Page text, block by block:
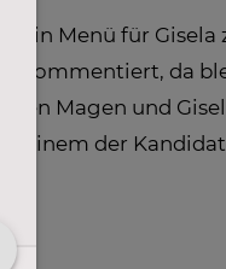
ein Menü für Gisela
kommentiert, da
Magen und
einem der